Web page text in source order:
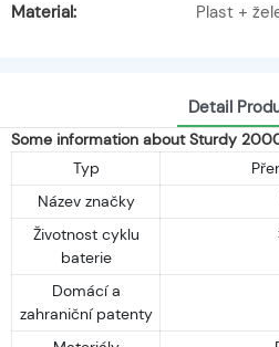
Material:
Plast +
Detail
Some information about Sturdy
Typ
Název značky
Životnost cyklu
baterie
Domácí a
zahraniční patenty